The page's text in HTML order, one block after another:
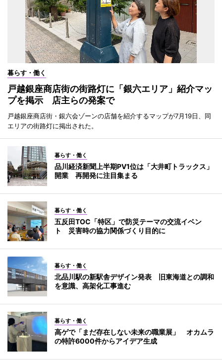
暮らす・働く
戸越銀座商店街の街路灯に「銀六エリア」紹介マッ
プを掲示 店主らの発案で
戸越銀座商店街・銀六会ゾーンの店舗を紹介するマップが7月19日、同
エリアの街路灯に掲出された。
暮らす・働く
品川経済新聞上半期PV1位は「大井町トラックス」
開業 再開発に注目集まる
暮らす・働く
五反田TOC「特区」で防災テーマの交流イベン
ト 災害時の協力関係づくり目的に
暮らす・働く
北品川駅の新駅舎デザイン発表 旧東海道との調和
を意識、高架化工事進む
暮らす・働く
高ゲで「まだ存在しない未来の職業展」 オカムラ
の特許6000件からアイデア生成